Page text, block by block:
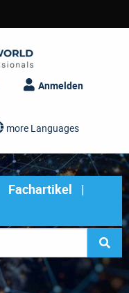
Anmelden
more Languages
Fachartikel